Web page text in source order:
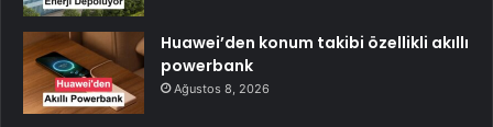
Huawei’den konum takibi özellikli akıllı
powerbank
Ağustos 8, 2026